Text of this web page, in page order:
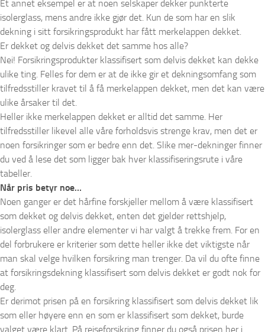
Et annet eksempel er at noen selskaper dekker punkterte
isolerglass, mens andre ikke gjør det. Kun de som har en slik
dekning i sitt forsikringsprodukt har fått merkelappen dekket.
Er dekket og delvis dekket det samme hos alle?
Nei! Forsikringsprodukter klassifisert som delvis dekket kan dekke
ulike ting. Felles for dem er at de ikke gir et dekningsomfang som
tilfredsstiller kravet til å få merkelappen dekket, men det kan være
ulike årsaker til det.
Heller ikke merkelappen dekket er alltid det samme. Her
tilfredsstiller likevel alle våre forholdsvis strenge krav, men det er
noen forsikringer som er bedre enn det. Slike mer-dekninger finner
du ved å lese det som ligger bak hver klassifiseringsrute i våre
tabeller.
Når pris betyr noe…
Noen ganger er det hårfine forskjeller mellom å være klassifisert
som dekket og delvis dekket, enten det gjelder rettshjelp,
isolerglass eller andre elementer vi har valgt å trekke frem. For en
del forbrukere er kriterier som dette heller ikke det viktigste når
man skal velge hvilken forsikring man trenger. Da vil du ofte finne
at forsikringsdekning klassifisert som delvis dekket er godt nok for
deg.
Er derimot prisen på en forsikring klassifisert som delvis dekket lik
som eller høyere enn en som er klassifisert som dekket, burde
valget være klart. På reiseforsikring finner du også prisen her i